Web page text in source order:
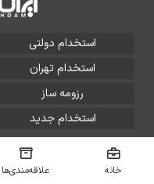
استخدام دولتی
استخدام تهران
رزومه ساز
استخدام جدید
تمامی حقوق
گونه سوءاستفاده
خانه علاقه‌مندی‌ها